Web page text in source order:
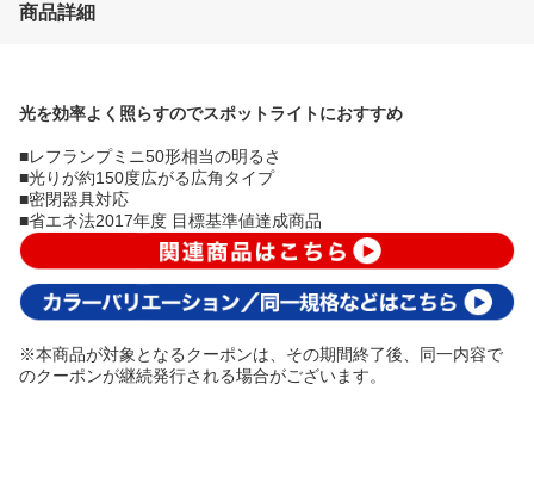
商品詳細
光を効率よく照らすのでスポットライトにおすすめ
■レフランプミニ50形相当の明るさ
■光りが約150度広がる広角タイプ
■密閉器具対応
■省エネ法2017年度 目標基準値達成商品
※本商品が対象となるクーポンは、その期間終了後、同一内容で
のクーポンが継続発行される場合がございます。